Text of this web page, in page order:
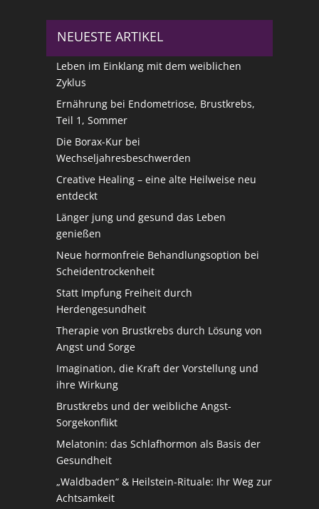
NEUESTE ARTIKEL
Leben im Einklang mit dem weiblichen
Zyklus
Ernährung bei Endometriose, Brustkrebs,
Teil 1, Sommer
Die Borax-Kur bei
Wechseljahresbeschwerden
Creative Healing – eine alte Heilweise neu
entdeckt
Länger jung und gesund das Leben
genießen
Neue hormonfreie Behandlungsoption bei
Scheidentrockenheit
Statt Impfung Freiheit durch
Herdengesundheit
Therapie von Brustkrebs durch Lösung von
Angst und Sorge
Imagination, die Kraft der Vorstellung und
ihre Wirkung
Brustkrebs und der weibliche Angst-
Sorgekonflikt
Melatonin: das Schlafhormon als Basis der
Gesundheit
„Waldbaden“ & Heilstein-Rituale: Ihr Weg zur
Achtsamkeit